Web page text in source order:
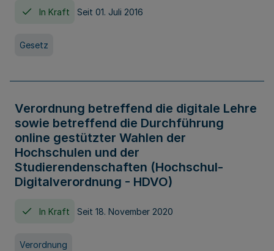
In Kraft Seit 01. Juli 2016
Gesetz
Verordnung betreffend die digitale Lehre
sowie betreffend die Durchführung
online gestützter Wahlen der
Hochschulen und der
Studierendenschaften (Hochschul-
Digitalverordnung - HDVO)
In Kraft Seit 18. November 2020
Verordnung